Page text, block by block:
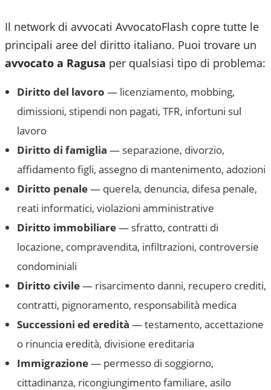
Il network di avvocati AvvocatoFlash copre tutte le
principali aree del diritto italiano. Puoi trovare un
avvocato a Ragusa per qualsiasi tipo di problema:
Diritto del lavoro — licenziamento, mobbing,
dimissioni, stipendi non pagati, TFR, infortuni sul
lavoro
Diritto di famiglia — separazione, divorzio,
affidamento figli, assegno di mantenimento, adozioni
Diritto penale— querela, denuncia, difesa penale,
reati informatici, violazioni amministrative
Diritto immobiliare— sfratto, contratti di
locazione, compravendita, infiltrazioni, controversie
condominiali
Diritto civile— risarcimento danni, recupero crediti,
contratti, pignoramento, responsabilità medica
Successioni ed eredità — testamento, accettazione
o rinuncia eredità, divisione ereditaria
Immigrazione— permesso di soggiorno,
cittadinanza, ricongiungimento familiare, asilo